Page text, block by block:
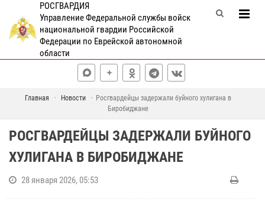
РОСГВАРДИЯ
Управление Федеральной службы войск
национальной гвардии Российской
Федерации по Еврейской автономной
области
Главная Новости
Росгвардейцы задержали буйного хулигана в
Биробиджане
РОСГВАРДЕЙЦЫ ЗАДЕРЖАЛИ БУЙНОГО
ХУЛИГАНА В БИРОБИДЖАНЕ
28 января 2026, 05:53